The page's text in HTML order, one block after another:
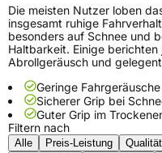
Die meisten Nutzer loben
insgesamt ruhige
besonders auf Schnee und
Haltbarkeit. Einige
Abrollgeräusch und
Geringe Fahrgeräusche
Sicherer Grip bei
Guter Grip im
Filtern nach
Alle Preis-Leistung Qualität